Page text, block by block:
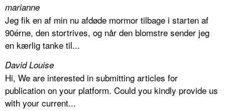
marianne
Jeg fik en af min nu afdøde mormor tilbage i starten af
90érne, den stortrives, og når den blomstre sender jeg
en kærlig tanke til...
David Louise
Hi, We are interested in submitting articles for
publication on your platform. Could you kindly provide us
with your current...